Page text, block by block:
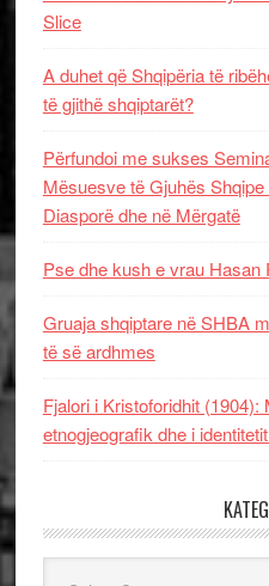
Slice
A duhet që Shqipëria të
të gjithë shqiptarët?
Përfundoi me sukses
Mësuesve të Gjuhës
Diasporë dhe në Mërgatë
Pse dhe kush e vrau Hasan
Gruaja shqiptare në SHBA
të së ardhmes
Fjalori i Kristoforidhit
etnogjeografik dhe i